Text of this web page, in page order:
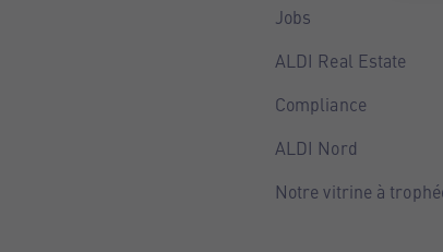
Jobs
ALDI Real Estate
Compliance
ALDI Nord
Notre vitrine à